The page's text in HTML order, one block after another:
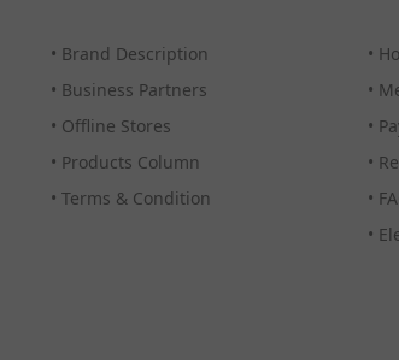
• Brand Description
• Business Partners
• Offline Stores
• Products Column
• Terms & Condition
•
•
•
•
•
•